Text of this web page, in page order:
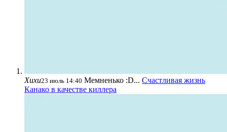
Хихи23 июль 14:40 Мемненько :D... Счастливая жизнь
Канако в качестве киллера